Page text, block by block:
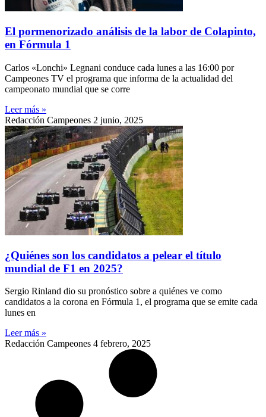
El pormenorizado análisis de la labor de Colapinto,
en Fórmula 1
Carlos «Lonchi» Legnani conduce cada lunes a las 16:00 por
Campeones TV el programa que informa de la actualidad del
campeonato mundial que se corre
Leer más »
Redacción Campeones 2 junio, 2025
¿Quiénes son los candidatos a pelear el título
mundial de F1 en 2025?
Sergio Rinland dio su pronóstico sobre a quiénes ve como
candidatos a la corona en Fórmula 1, el programa que se emite cada
lunes en
Leer más »
Redacción Campeones 4 febrero, 2025